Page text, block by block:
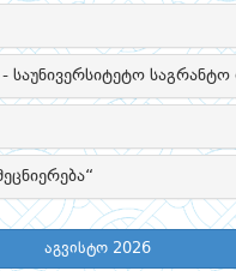
საუნივერსიტეტო საგრანტო
აგვისტო 2026